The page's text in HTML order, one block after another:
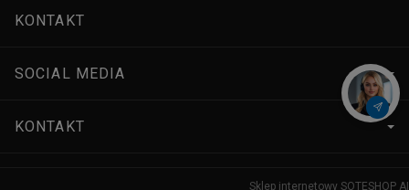
KONTAKT
SOCIAL MEDIA
KONTAKT
Sklep internetowy SOTESHOP AI